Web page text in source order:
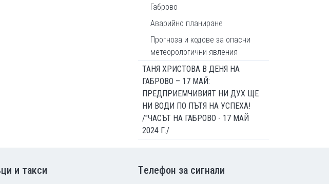
Габрово
Аварийно планиране
Прогноза и кодове за опасни
метеорологични явления
ТАНЯ ХРИСТОВА В ДЕНЯ НА
ГАБРОВО – 17 МАЙ:
ПРЕДПРИЕМЧИВИЯТ НИ ДУХ ЩЕ
НИ ВОДИ ПО ПЪТЯ НА УСПЕХА!
/"ЧАСЪТ НА ГАБРОВО - 17 МАЙ
2024 Г./
и такси Tелефон за сигнали